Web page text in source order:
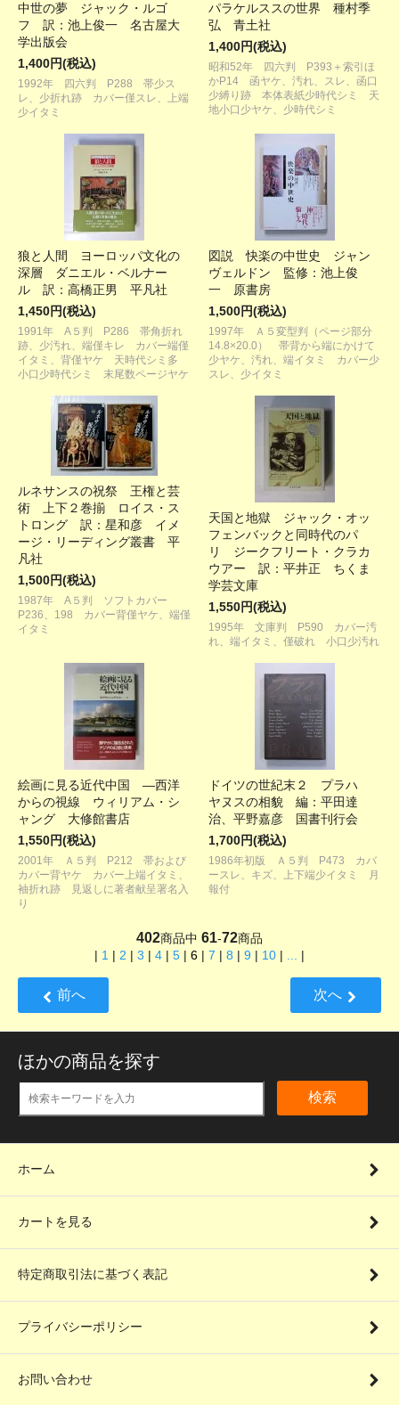
中世の夢 ジャック・ルゴ
フ 訳：池上俊一 名古屋大
学出版会
1,400円(税込)
1992年 四六判 P288 帯少ス
レ、少折れ跡 カバー僅スレ、上端
少イタミ
パラケルススの世界 種村季
弘 青土社
1,400円(税込)
昭和52年 四六判 P393＋索引ほ
かP14 函ヤケ、汚れ、スレ、函口
少縛り跡 本体表紙少時代シミ 天
地小口少ヤケ、少時代シミ
狼と人間 ヨーロッパ文化の
深層 ダニエル・ベルナー
ル 訳：高橋正男 平凡社
1,450円(税込)
1991年 A５判 P286 帯角折れ
跡、少汚れ、端僅キレ カバー端僅
イタミ、背僅ヤケ 天時代シミ多
小口少時代シミ 末尾数ページヤケ
図説 快楽の中世史 ジャン
ヴェルドン 監修：池上俊
一 原書房
1,500円(税込)
1997年 Ａ５変型判（ページ部分
14.8×20.0） 帯背から端にかけて
少ヤケ、汚れ、端イタミ カバー少
スレ、少イタミ
ルネサンスの祝祭 王権と芸
術 上下２巻揃 ロイス・ス
トロング 訳：星和彦 イメ
ージ・リーディング叢書 平
凡社
1,500円(税込)
1987年 A５判 ソフトカバー
P236、198 カバー背僅ヤケ、端僅
イタミ
天国と地獄 ジャック・オッ
フェンバックと同時代のパ
リ ジークフリート・クラカ
ウアー 訳：平井正 ちくま
学芸文庫
1,550円(税込)
1995年 文庫判 P590 カバー汚
れ、端イタミ、僅破れ 小口少汚れ
絵画に見る近代中国 ―西洋
からの視線 ウィリアム・シ
ャング 大修館書店
1,550円(税込)
2001年 Ａ５判 P212 帯および
カバー背ヤケ カバー上端イタミ、
袖折れ跡 見返しに著者献呈署名入
り
ドイツの世紀末２ プラハ
ヤヌスの相貌 編：平田達
治、平野嘉彦 国書刊行会
1,700円(税込)
1986年初版 Ａ５判 P473 カバ
ースレ、キズ、上下端少イタミ 月
報付
402商品中 61-72商品
| 1 | 2 | 3 | 4 | 5 | 6 | 7 | 8 | 9 | 10 | ... |
前へ 次へ
ほかの商品を探す
検索
ホーム
カートを見る
特定商取引法に基づく表記
プライバシーポリシー
お問い合わせ